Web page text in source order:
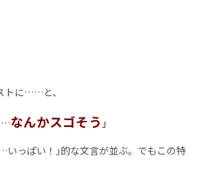
トに……と、
なんかスゴそう ｣
っぱい！｣的な文言が並ぶ。でもこの特